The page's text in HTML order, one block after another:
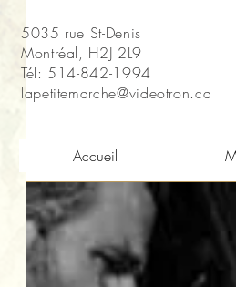
5035 rue St-Denis
Montréal, H2J 2L9
Tél: 514-842-1994
lapetitemarche@videotron.ca
Accueil